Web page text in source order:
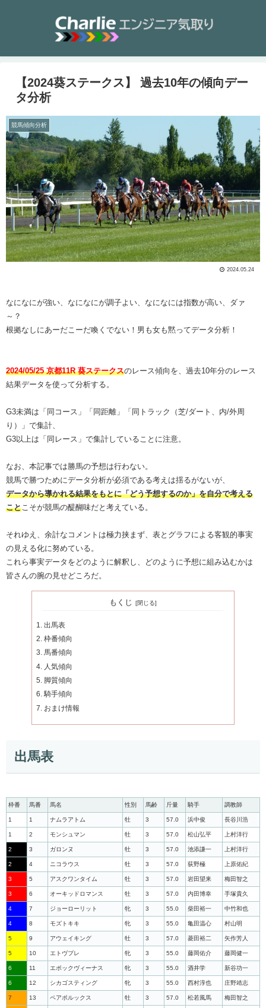
【2024葵ステークス】 過去10年の傾向デー
タ分析
競馬傾向分析
2024.05.24
なになにが強い、なになにが調子よい、なになには指数が高い、ダァ
～？
根拠なしにあーだこーだ喚くでない！男も女も黙ってデータ分析！
2024/05/25 京都11R 葵ステークスのレース傾向を、過去10年分のレース
結果データを使って分析する。
G3未満は「同コース」「同距離」「同トラック（芝/ダート、内/外周
り）」で集計、
G3以上は「同レース」で集計していることに注意。
なお、本記事では勝馬の予想は行わない。
競馬で勝つためにデータ分析が必須である考えは揺るがないが、
データから導かれる結果をもとに「どう予想するのか」を自分で考える
こと こそが競馬の醍醐味だと考えている。
それゆえ、余計なコメントは極力挟まず、表とグラフによる客観的事実
の見える化に努めている。
これら事実データをどのように解釈し、どのように予想に組み込むかは
皆さんの腕の見せどころだ。
もくじ
出馬表
枠番傾向
馬番傾向
人気傾向
脚質傾向
騎手傾向
おまけ情報
出馬表
枠番 馬番 馬名 性別 馬齢 斤量 騎手 調教師
1 1 ナムラアトム 牡 3 57.0 浜中俊 長谷川浩
1 2 モンシュマン 牡 3 57.0 松山弘平 上村洋行
2 3 ガロンヌ 牡 3 57.0 池添謙一 上村洋行
2 4 ニコラウス 牡 3 57.0 荻野極 上原佑紀
3 5 アスクワンタイム 牡 3 57.0 岩田望来 梅田智之
3 6 オーキッドロマンス 牡 3 57.0 内田博幸 手塚貴久
4 7 ジョーローリット 牝 3 55.0 柴田裕一 中竹和也
4 8 モズトキキ 牝 3 55.0 亀田温心 村山明
5 9 アウェイキング 牡 3 57.0 菱田裕二 矢作芳人
5 10 エトヴプレ 牝 3 55.0 藤岡佑介 藤岡健一
6 11 エポックヴィーナス 牝 3 55.0 酒井学 新谷功一
6 12 シカゴスティング 牝 3 55.0 西村淳也 庄野靖志
7 13 ペアポルックス 牡 3 57.0 松若風馬 梅田智之